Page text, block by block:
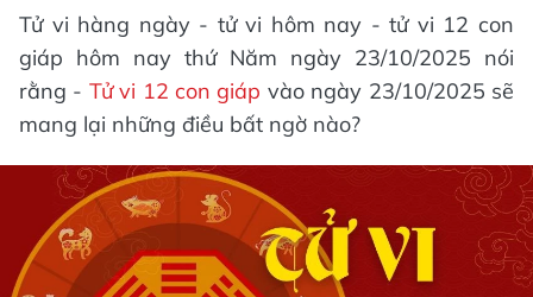
Tử vi hàng ngày - tử vi hôm nay - tử vi 12 con
giáp hôm nay thứ Năm ngày 23/10/2025 nói
rằng - Tử vi 12 con giáp vào ngày 23/10/2025 sẽ
mang lại những điều bất ngờ nào?